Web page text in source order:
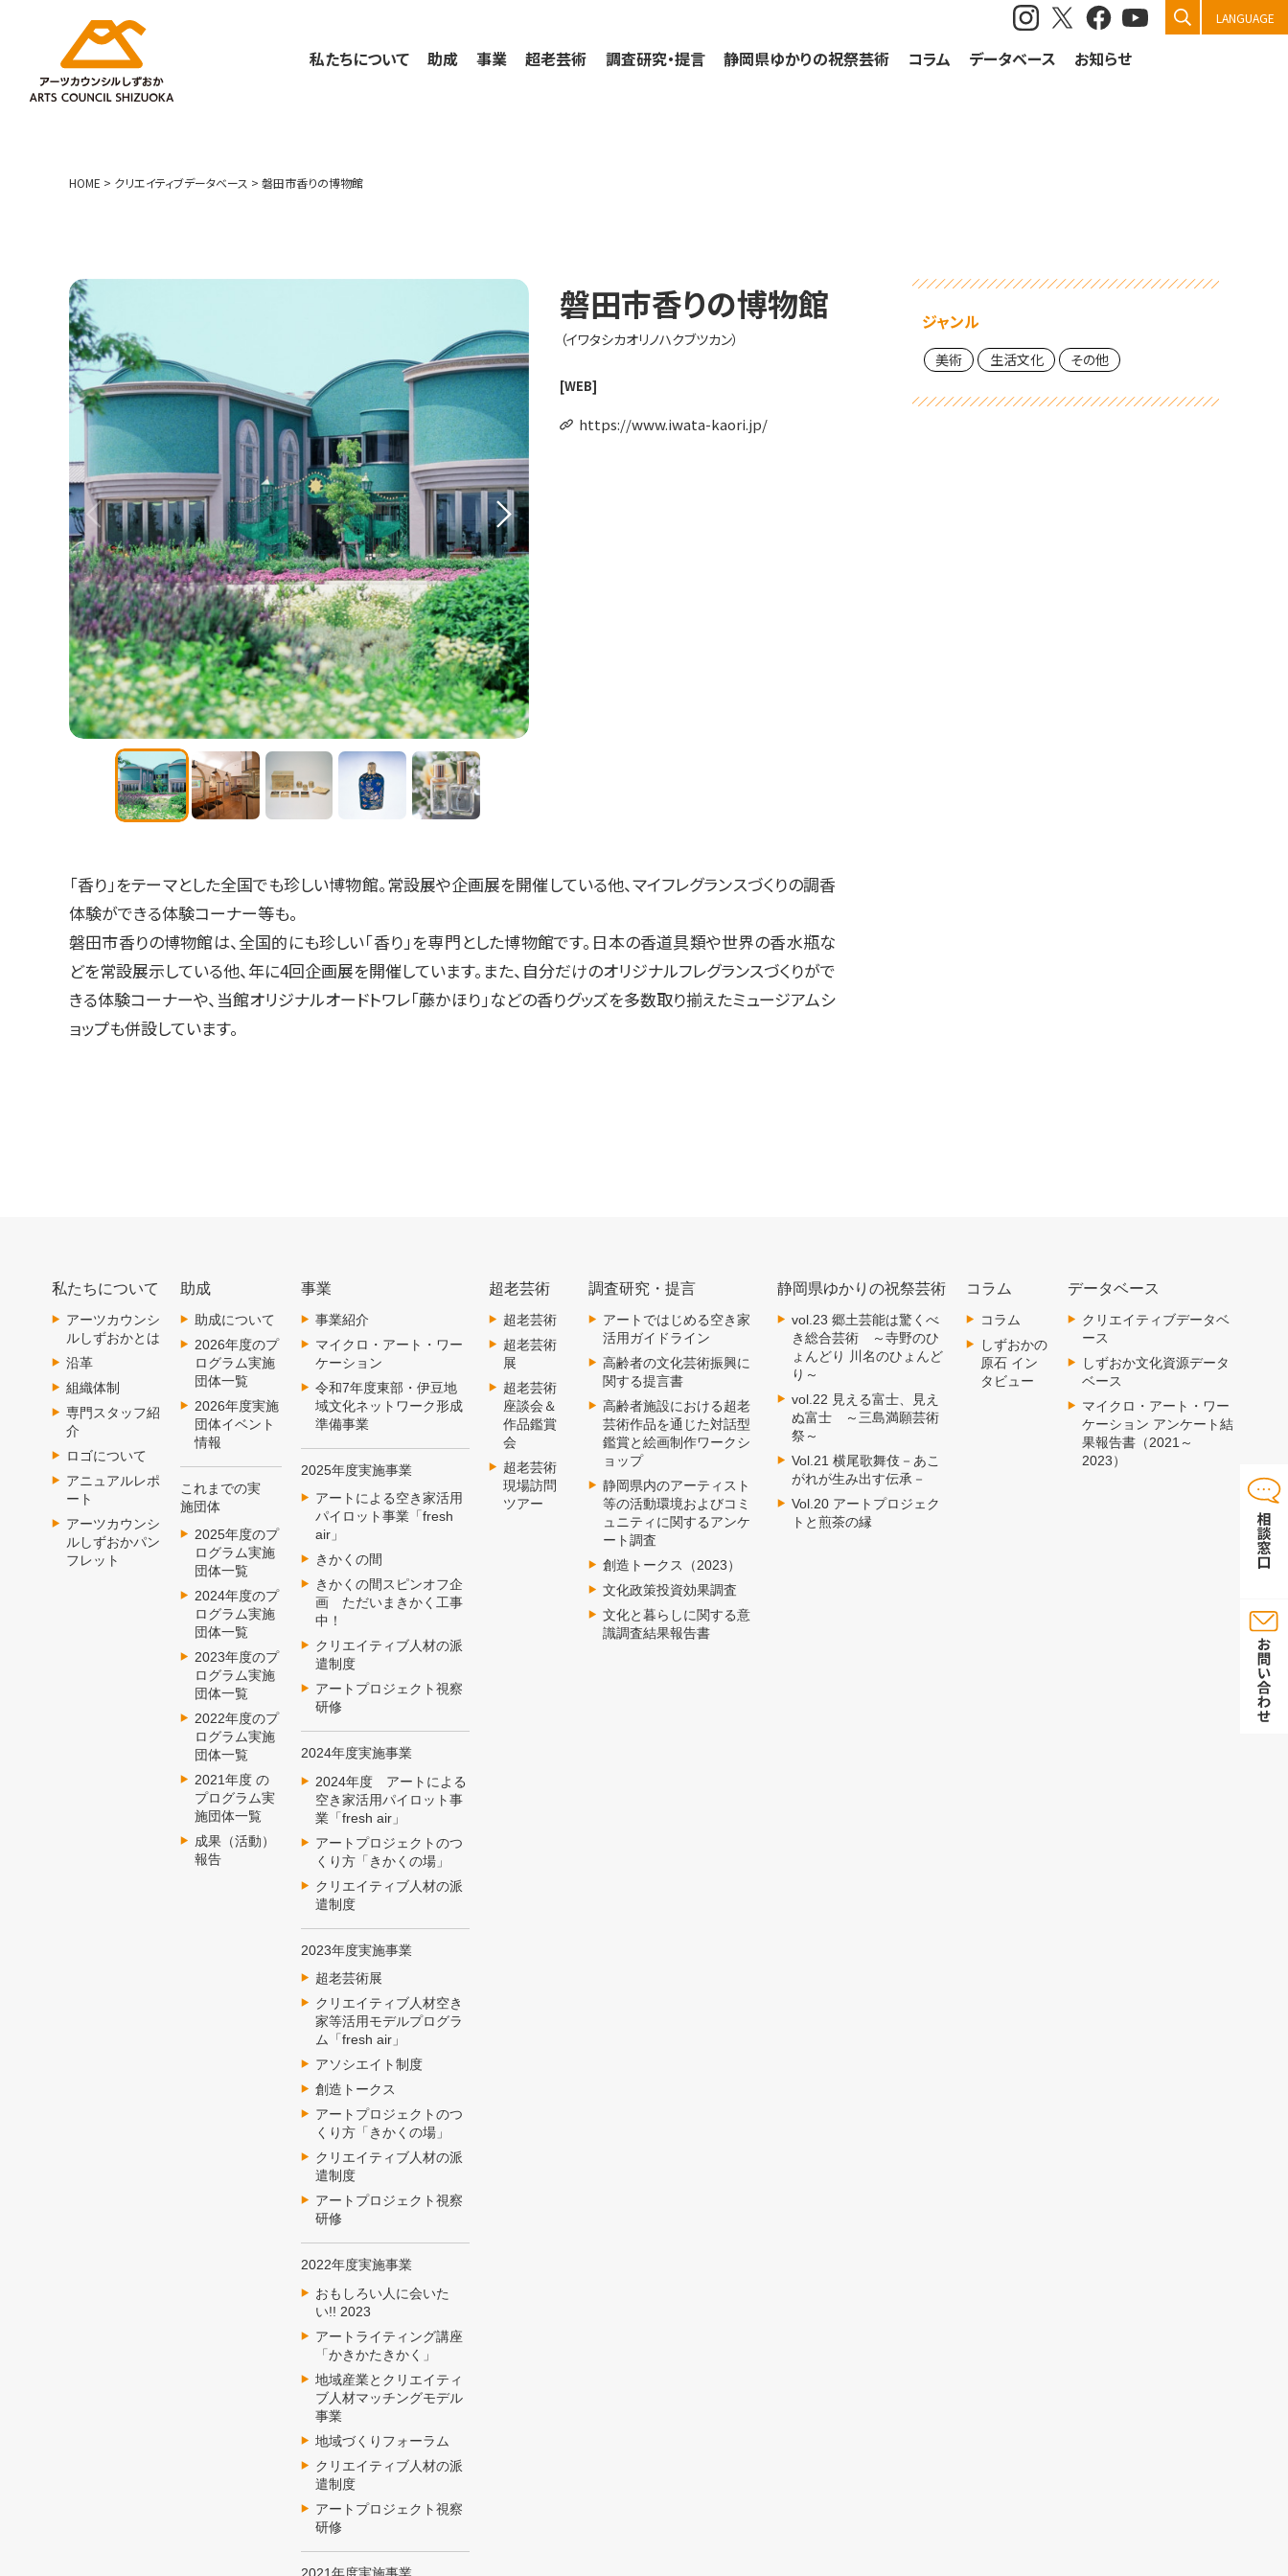
検索
私たちについて
助成 事業 超老芸術 調査研究・提言 静岡県ゆかりの祝祭芸術 コラム データベース お知らせ
LANGUAGE
HOME > クリエイティブデータベース > 磐田市香りの博物館
磐田市香りの博物館
（イワタシカオリノハクブツカン）
[WEB]
https://www.iwata-kaori.jp/
「香り」をテーマとした全国でも珍しい博物館。常設展や企画展を開催している他、マイフレグランスづくりの調香
体験ができる体験コーナー等も。
磐田市香りの博物館は、全国的にも珍しい「香り」を専門とした博物館です。日本の香道具類や世界の香水瓶な
どを常設展示している他、年に4回企画展を開催しています。また、自分だけのオリジナルフレグランスづくりがで
きる体験コーナーや、当館オリジナルオードトワレ「藤かほり」などの香りグッズを多数取り揃えたミュージアムシ
ョップも併設しています。
ジャンル
美術 生活文化 その他
私たちについて
アーツカウンシ
ルしずおかとは
沿革
組織体制
専門スタッフ紹
介
ロゴについて
アニュアルレポ
ート
アーツカウンシ
ルしずおかパン
フレット
助成
助成について
2026年度のプ
ログラム実施
団体一覧
2026年度実施
団体イベント
情報
これまでの実
施団体
2025年度のプ
ログラム実施
団体一覧
2024年度のプ
ログラム実施
団体一覧
2023年度のプ
ログラム実施
団体一覧
2022年度のプ
ログラム実施
団体一覧
2021年度 の
プログラム実
施団体一覧
成果（活動）
報告
事業
事業紹介
マイクロ・アート・ワー
ケーション
令和7年度東部・伊豆地
域文化ネットワーク形成
準備事業
2025年度実施事業
アートによる空き家活用
パイロット事業「fresh
air」
きかくの間
きかくの間スピンオフ企
画 ただいまきかく工事
中！
クリエイティブ人材の派
遣制度
アートプロジェクト視察
研修
2024年度実施事業
2024年度 アートによる
空き家活用パイロット事
業「fresh air」
アートプロジェクトのつ
くり方「きかくの場」
クリエイティブ人材の派
遣制度
2023年度実施事業
超老芸術展
クリエイティブ人材空き
家等活用モデルプログラ
ム「fresh air」
アソシエイト制度
創造トークス
アートプロジェクトのつ
くり方「きかくの場」
クリエイティブ人材の派
遣制度
アートプロジェクト視察
研修
2022年度実施事業
おもしろい人に会いた
い!! 2023
アートライティング講座
「かきかたきかく」
地域産業とクリエイティ
ブ人材マッチングモデル
事業
地域づくりフォーラム
クリエイティブ人材の派
遣制度
アートプロジェクト視察
研修
2021年度実施事業
超老芸術
超老芸術
超老芸術
展
超老芸術
座談会＆
作品鑑賞
会
超老芸術
現場訪問
ツアー
調査研究・提言
アートではじめる空き家
活用ガイドライン
高齢者の文化芸術振興に
関する提言書
高齢者施設における超老
芸術作品を通じた対話型
鑑賞と絵画制作ワークシ
ョップ
静岡県内のアーティスト
等の活動環境およびコミ
ュニティに関するアンケ
ート調査
創造トークス（2023）
文化政策投資効果調査
文化と暮らしに関する意
識調査結果報告書
静岡県ゆかりの祝祭芸術
vol.23 郷土芸能は驚くべ
き総合芸術 ～寺野のひ
ょんどり 川名のひょんど
り～
vol.22 見える富士、見え
ぬ富士 ～三島満願芸術
祭～
Vol.21 横尾歌舞伎－あこ
がれが生み出す伝承－
Vol.20 アートプロジェク
トと煎茶の縁
コラム
コラム
しずおかの
原石 イン
タビュー
データベース
クリエイティブデータベ
ース
しずおか文化資源データ
ベース
マイクロ・アート・ワー
ケーション アンケート結
果報告書（2021～
2023）